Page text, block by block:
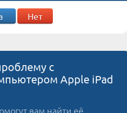
Нет
с
Apple iPad
вам найти её